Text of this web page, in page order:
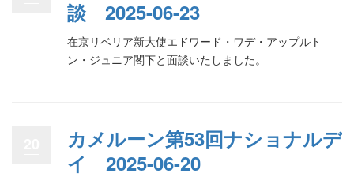
談 2025-06-23
在京リベリア新大使エドワード・ワデ・アップルト
ン・ジュニア閣下と面談いたしました。
カメルーン第53回ナショナルデ
イ 2025-06-20